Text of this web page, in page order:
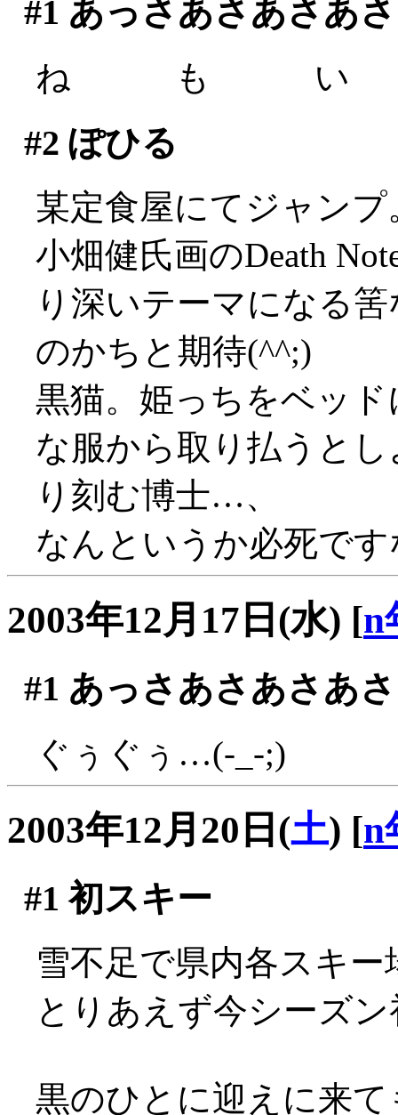
#1 あっさあさあさあ
ね も い
#2 ぽひる
某定食屋にてジャンプ
小畑健氏画のDeath
り深いテーマになる
のかちと期待(^^;)
黒猫。姫っちをベッ
な服から取り払うと
り刻む博士…、
なんというか必死で
2003年12月17日(水) [n
#1 あっさあさあさあ
ぐぅぐぅ…(-_-;)
2003年12月20日(土) [n
#1 初スキー
雪不足で県内各スキ
とりあえず今シーズ
黒のひとに迎えに来